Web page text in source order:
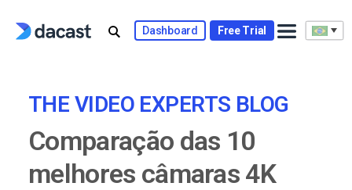
Dashboard Free Trial
THE VIDEO EXPERTS BLOG
Comparação das 10
melhores câmaras 4K